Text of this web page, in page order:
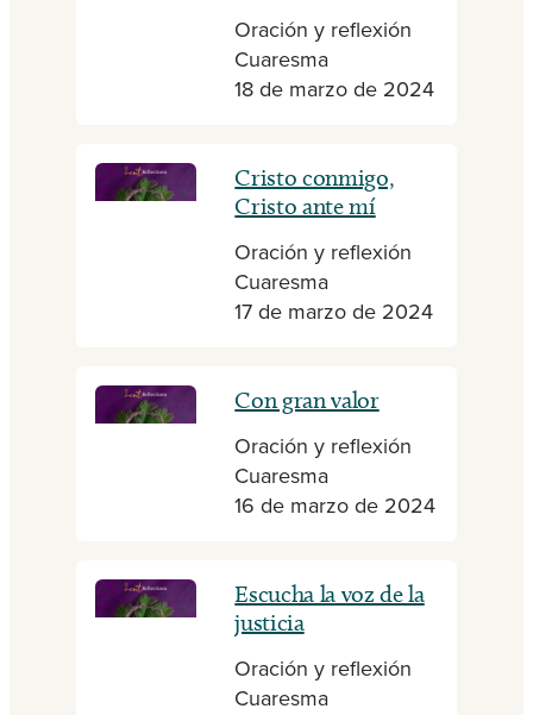
Oración y reflexión
Cuaresma
18 de marzo de 2024
Cristo conmigo,
Cristo ante mí
Oración y reflexión
Cuaresma
17 de marzo de 2024
Con gran valor
Oración y reflexión
Cuaresma
16 de marzo de 2024
Escucha la voz de la
justicia
Oración y reflexión
Cuaresma